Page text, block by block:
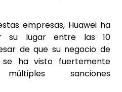
empresas, Huawei ha
su lugar entre las 10
de que su negocio de
se ha visto fuertemente
sanciones